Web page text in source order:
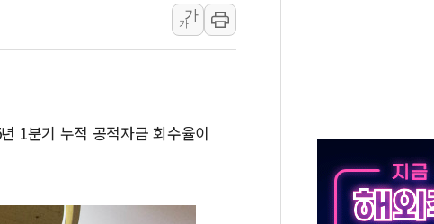
[르포] 39도 폭염 속 잠실 개표소 시위 '62일째'..."대부분 여기서 상주"
강원·전라권 폭염중대경보 확대…온열질환자 2665명·사망 23명
양주 가전제품 창고서 화재…차량 3대·건물 1동 전소
법원, '관저 이전 봐주기 감사' 유병호 구속적부심 기각
성폭력 피해자 보호단체, 경찰수사개혁위에 보완수사권 폐지 우려 전달
가
가
1분기 누적 공적자금 회수율이